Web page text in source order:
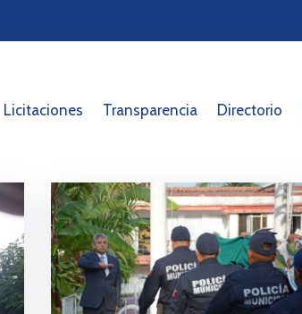
Licitaciones Transparencia Directorio